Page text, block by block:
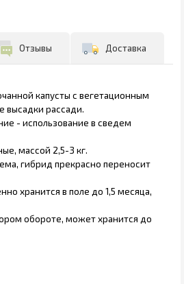
Отзывы Доставка
капусты с вегетационным
высадки рассади.
- использование в сведем
массой 2,5-3 кг.
гибрид прекрасно переносит
хранится в поле до 1,5 месяца,
обороте, может хранится до